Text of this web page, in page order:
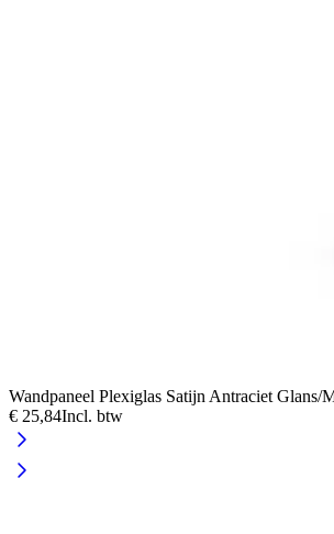
Wandpaneel Plexiglas Satijn Antraciet Glans/
€ 25,84Incl. btw